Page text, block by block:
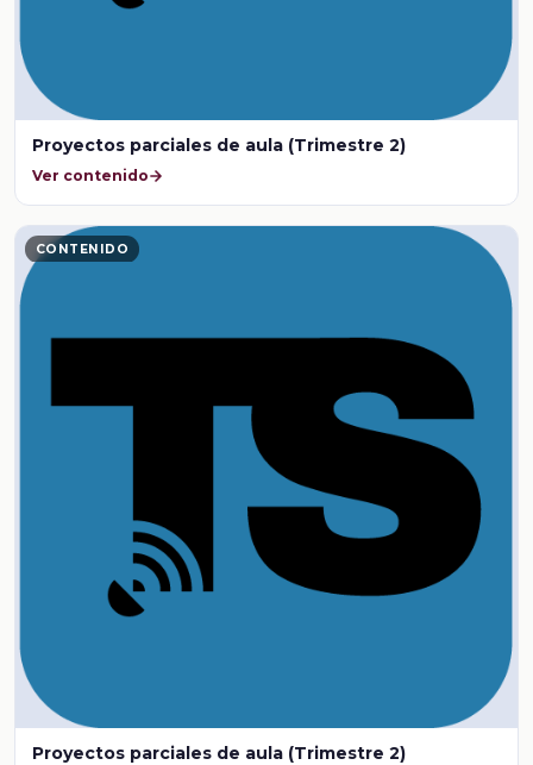
Proyectos parciales de aula (Trimestre 2)
Ver contenido
CONTENIDO
Proyectos parciales de aula (Trimestre 2)